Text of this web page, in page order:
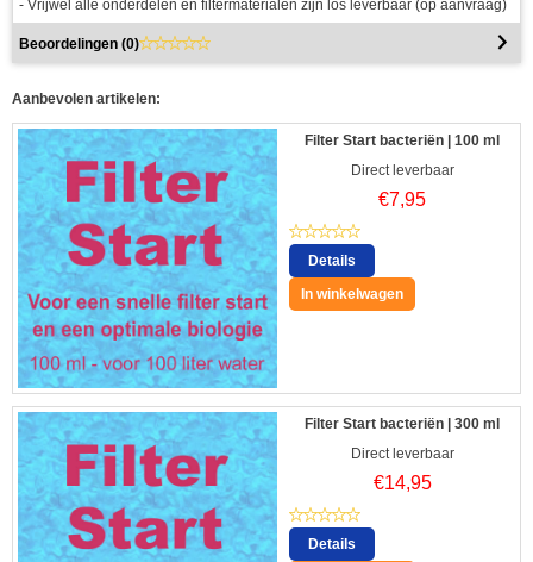
- Vrijwel alle onderdelen en filtermaterialen zijn los leverbaar (op aanvraag)
Beoordelingen (0)
Aanbevolen artikelen:
Filter Start bacteriën | 100 ml
Direct leverbaar
€7,95
Details
In winkelwagen
Filter Start bacteriën | 300 ml
Direct leverbaar
€14,95
Details